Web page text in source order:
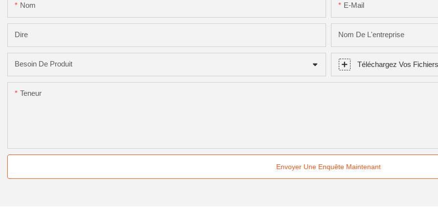
Nom E-Mail
Dire Nom De L'entreprise
Besoin De Produit Téléchargez Vos Fichiers
Teneur
Envoyer Une Enquête Maintenant